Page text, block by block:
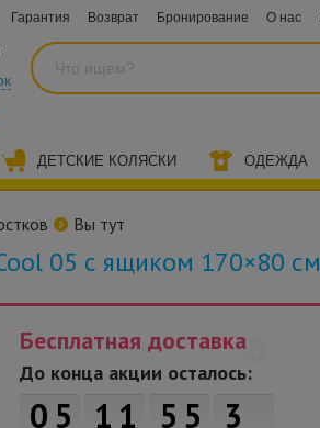
Гарантия Возврат Бронирование О нас
ДЕТСКИЕ КОЛЯСКИ ОДЕЖДА
Вы тут
05 с ящиком 170×80 см
Бесплатная доставка
До конца акции осталось:
0 5 1 1 5 5 3